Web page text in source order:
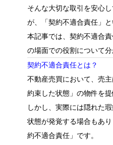
そんな大切な取引を安心
が、「契約不適合責任」と
本記事では、契約不適合
の場面での役割について分
契約不適合責任とは？
不動産売買において、売
約束した状態」の物件を提
しかし、実際には隠れた
状態が発覚する場合もあ
約不適合責任」です。